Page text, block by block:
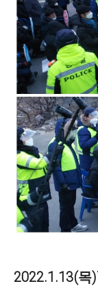
2022.1.13(목